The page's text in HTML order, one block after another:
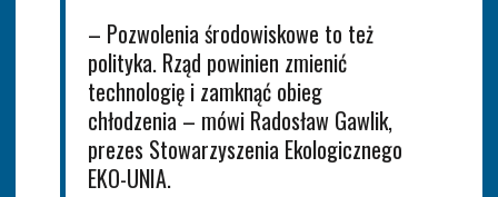
– Pozwolenia środowiskowe to też
polityka. Rząd powinien zmienić
technologię i zamknąć obieg
chłodzenia – mówi Radosław Gawlik,
prezes Stowarzyszenia Ekologicznego
EKO-UNIA.